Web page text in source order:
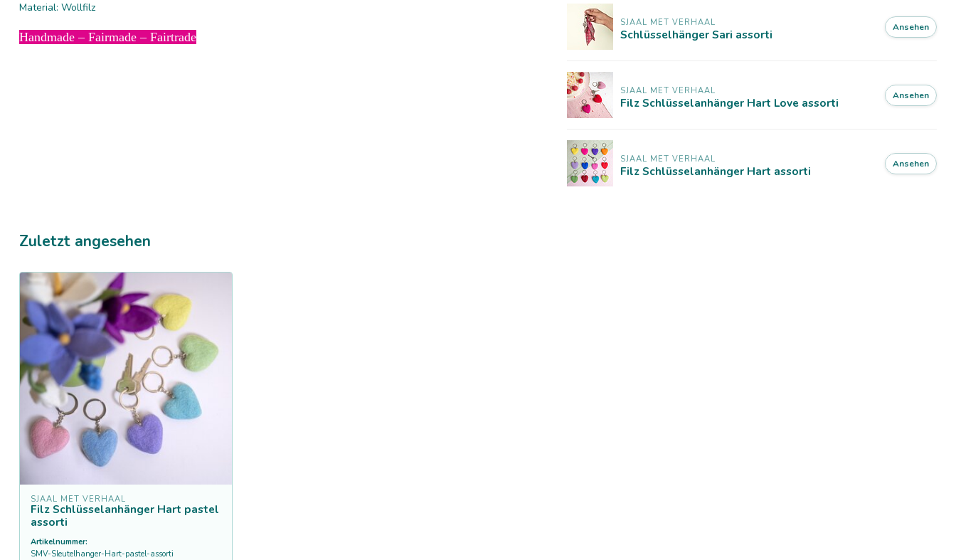
Material: Wollfilz
Handmade – Fairmade – Fairtrade
SJAAL MET VERHAAL
Schlüsselhänger Sari assorti Ansehen
SJAAL MET VERHAAL
Filz Schlüsselanhänger Hart Love assorti Ansehen
SJAAL MET VERHAAL
Filz Schlüsselanhänger Hart assorti Ansehen
Zuletzt angesehen
SJAAL MET VERHAAL
Filz Schlüsselanhänger Hart pastel
assorti
Artikelnummer:
SMV-Sleutelhanger-Hart-pastel-assorti